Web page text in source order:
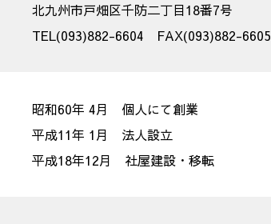
北九州市戸畑区千防二丁目18番7号
TEL(093)882-6604 FAX(093)882-6605
昭和60年 4月 個人にて創業
平成11年 1月 法人設立
平成18年12月 社屋建設・移転